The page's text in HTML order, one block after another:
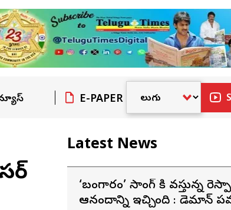
E-PAPER
Latest News
‘బంగారం’ సాంగ్ కి వస్తున్న
ఆనందాన్ని ఇచ్చింది : డెమాన్